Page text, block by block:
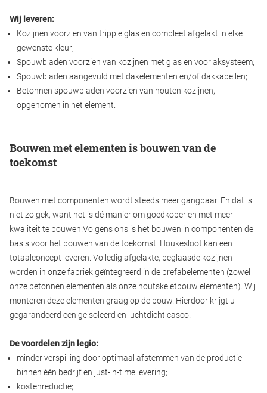
Wij leveren:
Kozijnen voorzien van tripple glas en compleet afgelakt in elke
gewenste kleur;
Spouwbladen voorzien van kozijnen met glas en voorlaksysteem;
Spouwbladen aangevuld met dakelementen en/of dakkapellen;
Betonnen spouwbladen voorzien van houten kozijnen,
opgenomen in het element.
Bouwen met elementen is bouwen van de
toekomst
Bouwen met componenten wordt steeds meer gangbaar. En dat is
niet zo gek, want het is dé manier om goedkoper en met meer
kwaliteit te bouwen.Volgens ons is het bouwen in componenten de
basis voor het bouwen van de toekomst. Houkesloot kan een
totaalconcept leveren. Volledig afgelakte, beglaasde kozijnen
worden in onze fabriek geïntegreerd in de prefabelementen (zowel
onze betonnen elementen als onze houtskeletbouw elementen). Wij
monteren deze elementen graag op de bouw. Hierdoor krijgt u
gegarandeerd een geïsoleerd en luchtdicht casco!
De voordelen zijn legio:
minder verspilling door optimaal afstemmen van de productie
binnen één bedrijf en just-in-time levering;
kostenreductie;